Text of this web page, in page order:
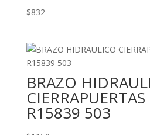
$832
BRAZO
R15839 503